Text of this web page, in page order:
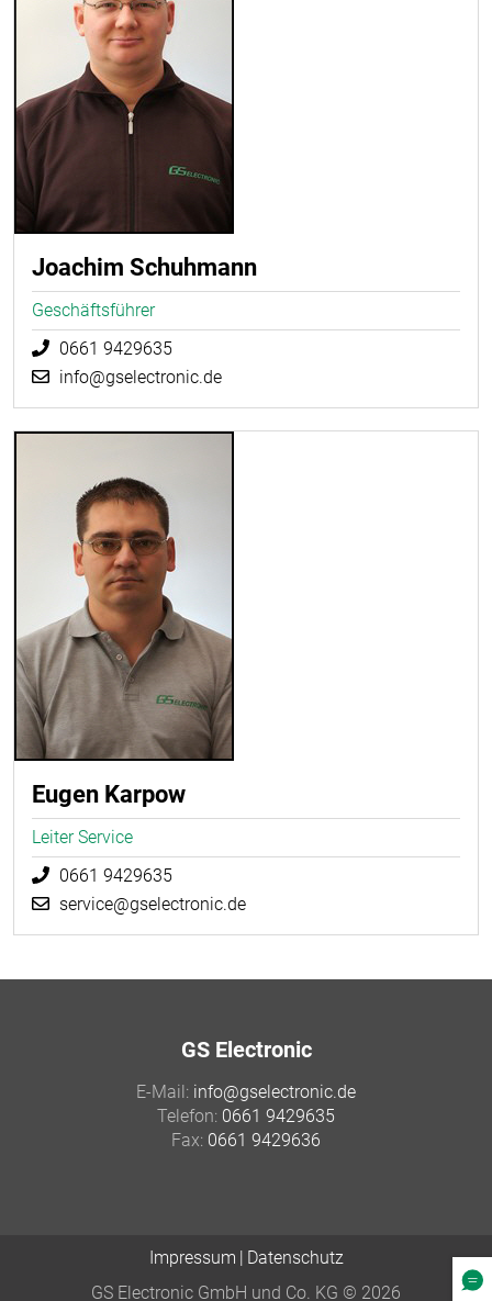
Joachim Schuhmann
Geschäftsführer
0661 9429635
info@gselectronic.de
Eugen Karpow
Leiter Service
0661 9429635
service@gselectronic.de
GS Electronic
E-Mail: info@gselectronic.de
Telefon: 0661 9429635
Fax: 0661 9429636
Impressum
Datenschutz
GS Electronic GmbH und Co. KG © 2026